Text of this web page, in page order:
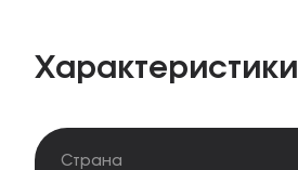
Характеристики
Страна